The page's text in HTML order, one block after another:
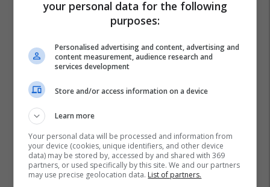
Konservayour personal data for the following
purposes:
Personalised advertising and content, advertising and
content measurement, audience research and
services development
Store and/or access information on a device
Learn more
Your personal data will be processed and information from
your device (cookies, unique identifiers, and other device
data) may be stored by, accessed by and shared with 369
partners, or used specifically by this site. We and our partners
may use precise geolocation data. List of partners.